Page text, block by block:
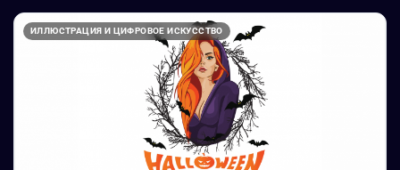
ИЛЛЮСТРАЦИЯ И ЦИФРОВОЕ ИСКУССТВО